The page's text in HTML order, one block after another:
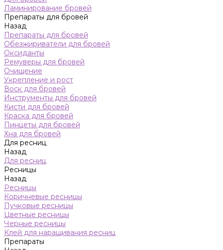
Ламинирование бровей
Препараты для бровей
Назад
Препараты для бровей
Обезжириватели для бровей
Оксиданты
Ремуверы для бровей
Очищение
Укрепление и рост
Воск для бровей
Инструменты для бровей
Кисти для бровей
Краска для бровей
Пинцеты для бровей
Хна для бровей
Для ресниц
Назад
Для ресниц
Ресницы
Назад
Ресницы
Коричневые ресницы
Пучковые ресницы
Цветные ресницы
Черные ресницы
Клей для наращивания ресниц
Препараты